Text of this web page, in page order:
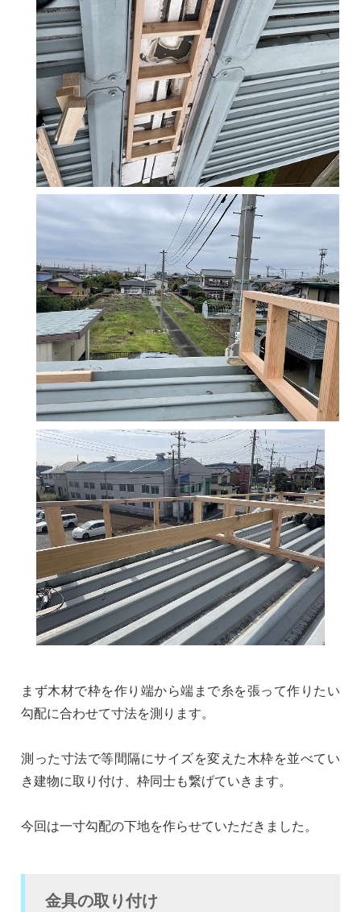
まず木材で枠を作り端から端まで糸を張って作りたい
勾配に合わせて寸法を測ります。
測った寸法で等間隔にサイズを変えた木枠を並べてい
き建物に取り付け、枠同士も繋げていきます。
今回は一寸勾配の下地を作らせていただきました。
金具の取り付け